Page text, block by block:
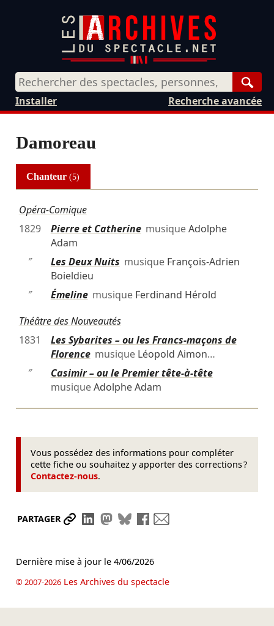
Recherche avancée
Installer
Damoreau
Chanteur(5)
Opéra-Comique
1829
Pierre et CatherinemusiqueAdolphe
Adam
″
Les Deux Nuits musique François-Adrien
Boieldieu
″
Émelinemusique Ferdinand Hérold
Théâtre des Nouveautés
1831
Les Sybarites – ou les Francs-maçons de
Florencemusique Léopold Aimon…
″
Casimir – ou le Premier tête-à-tête
musiqueAdolphe Adam
Vous possédez des informations pour compléter
cette fiche ou souhaitez y apporter des corrections ?
Contactez-nous.
PARTAGER Partager le lien
Partager sur LinkedIn
Partager sur Mastodon
Partager sur Bluesky
Partager sur Facebook
Dernière mise à jour le 4/06/2026
© 2007-2026Les Archives du spectacle